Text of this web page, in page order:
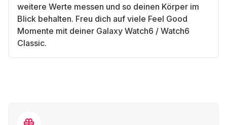
weitere Werte messen und so deinen Körper im
Blick behalten. Freu dich auf viele Feel Good
Momente mit deiner Galaxy Watch6 / Watch6
Classic.